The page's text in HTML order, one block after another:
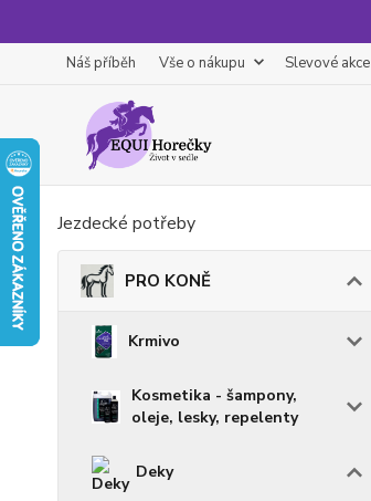
Náš příběh Vše o nákupu Slevové akce
Jezdecké potřeby
PRO KONĚ
Krmivo
Kosmetika - šampony,
oleje, lesky, repelenty
Deky